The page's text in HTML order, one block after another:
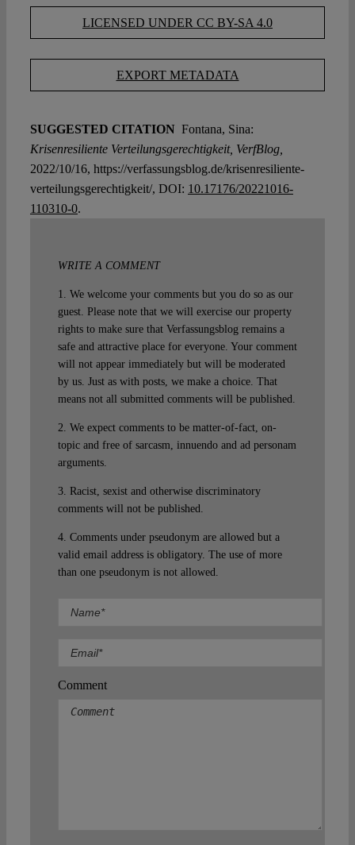
LICENSED UNDER CC BY-SA 4.0
EXPORT METADATA
SUGGESTED CITATION Fontana, Sina:
Krisenresiliente Verteilungsgerechtigkeit, VerfBlog,
2022/10/16, https://verfassungsblog.de/krisenresiliente-
verteilungsgerechtigkeit/, DOI: 10.17176/20221016-
110310-0.
WRITE A COMMENT
1. We welcome your comments but you do so as our
guest. Please note that we will exercise our property
rights to make sure that Verfassungsblog remains a
safe and attractive place for everyone. Your comment
will not appear immediately but will be moderated
by us. Just as with posts, we make a choice. That
means not all submitted comments will be published.
2. We expect comments to be matter-of-fact, on-
topic and free of sarcasm, innuendo and ad personam
arguments.
3. Racist, sexist and otherwise discriminatory
comments will not be published.
4. Comments under pseudonym are allowed but a
valid email address is obligatory. The use of more
than one pseudonym is not allowed.
Comment